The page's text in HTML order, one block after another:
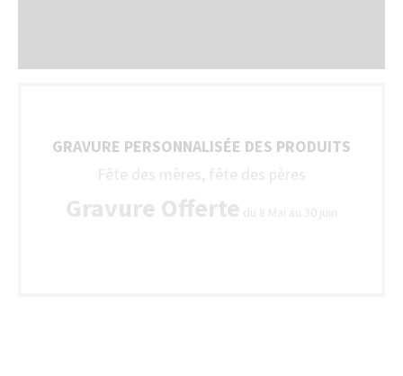
GRAVURE PERSONNALISÉE DES PRODUITS
Fête des mères, fête des pères
Gravure Offerte du 8 Mai au 30 juin